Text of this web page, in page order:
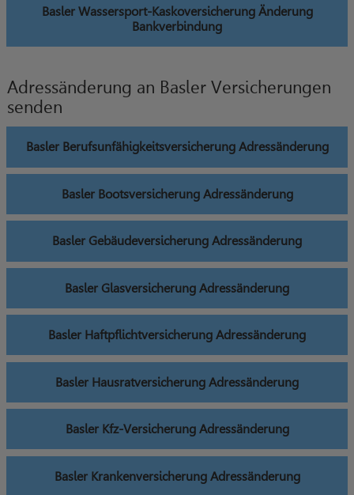
Basler Wassersport-Kaskoversicherung Änderung
Bankverbindung
Adressänderung an Basler Versicherungen
senden
Basler Berufsunfähigkeitsversicherung Adressänderung
Basler Bootsversicherung Adressänderung
Basler Gebäudeversicherung Adressänderung
Basler Glasversicherung Adressänderung
Basler Haftpflichtversicherung Adressänderung
Basler Hausratversicherung Adressänderung
Basler Kfz-Versicherung Adressänderung
Basler Krankenversicherung Adressänderung